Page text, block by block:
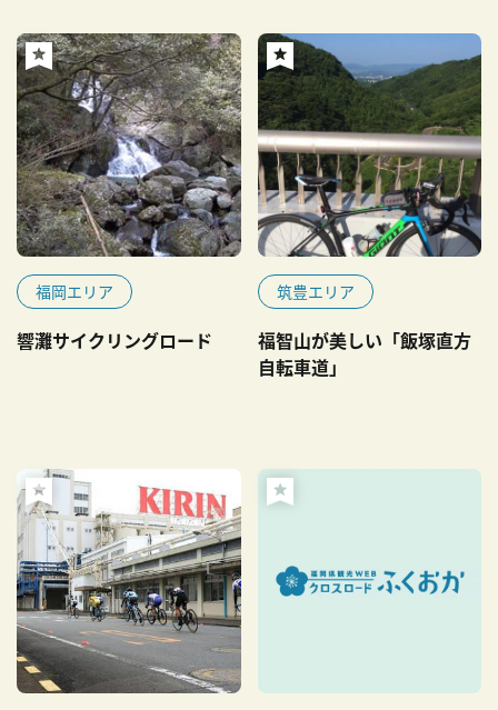
福岡エリア
響灘サイクリングロード
筑豊エリア
福智山が美しい「飯塚直方
自転車道」